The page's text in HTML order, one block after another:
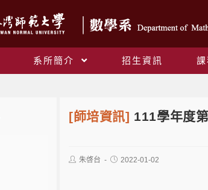
系所簡介 招生資訊
[師培資訊] 111學年度
朱啓台 2022-01-02